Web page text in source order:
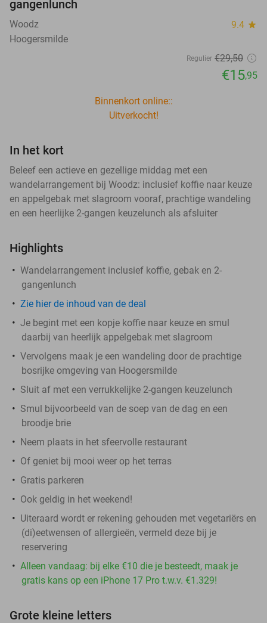
gangenlunch
Woodz 9.4 star
Hoogersmilde
Regulier €29,50
€15,95
Binnenkort online::
Uitverkocht!
In het kort
Beleef een actieve en gezellige middag met een
wandelarrangement bij Woodz: inclusief koffie naar keuze
en appelgebak met slagroom vooraf, prachtige wandeling
en een heerlijke 2-gangen keuzelunch als afsluiter
Highlights
Wandelarrangement inclusief koffie, gebak en 2-
gangenlunch
Zie hier de inhoud van de deal
Je begint met een kopje koffie naar keuze en smul
daarbij van heerlijk appelgebak met slagroom
Vervolgens maak je een wandeling door de prachtige
bosrijke omgeving van Hoogersmilde
Sluit af met een verrukkelijke 2-gangen keuzelunch
Smul bijvoorbeeld van de soep van de dag en een
broodje brie
Neem plaats in het sfeervolle restaurant
Of geniet bij mooi weer op het terras
Gratis parkeren
Ook geldig in het weekend!
Uiteraard wordt er rekening gehouden met vegetariërs en
(di)eetwensen of allergieën, vermeld deze bij je
reservering
Alleen vandaag: bij elke €10 die je besteedt, maak je
gratis kans op een iPhone 17 Pro t.w.v. €1.329!
Grote kleine letters